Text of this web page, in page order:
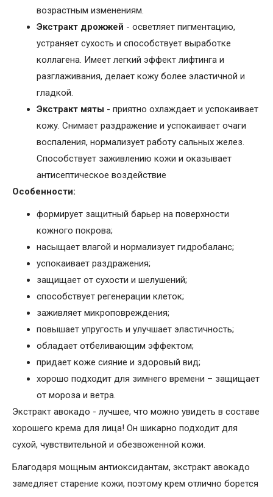
возрастным изменениям.
Экстракт дрожжей - осветляет пигментацию,
устраняет сухость и способствует выработке
коллагена. Имеет легкий эффект лифтинга и
разглаживания, делает кожу более эластичной и
гладкой.
Экстракт мяты - приятно охлаждает и успокаивает
кожу. Снимает раздражение и успокаивает очаги
воспаления, нормализует работу сальных желез.
Способствует заживлению кожи и оказывает
антисептическое воздействие
Особенности:
формирует защитный барьер на поверхности
кожного покрова;
насыщает влагой и нормализует гидробаланс;
успокаивает раздражения;
защищает от сухости и шелушений;
способствует регенерации клеток;
заживляет микроповреждения;
повышает упругость и улучшает эластичность;
обладает отбеливающим эффектом;
придает коже сияние и здоровый вид;
хорошо подходит для зимнего времени – защищает
от мороза и ветра.
Экстракт авокадо - лучшее, что можно увидеть в составе
хорошего крема для лица! Он шикарно подходит для
сухой, чувствительной и обезвоженной кожи.
Благодаря мощным антиоксидантам, экстракт авокадо
замедляет старение кожи, поэтому крем отлично борется